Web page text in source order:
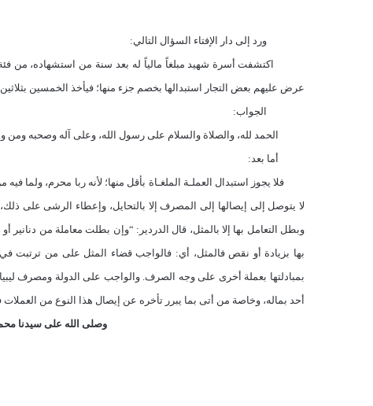
ورد إلى دار الإفتاء السؤال التالي:
اكتشفت أسرة شهيد مبلغاً مالياً له بعد سنة من استشهاده، من
عرض عليهم بعض التجار استبدالها بخصم جزء منها؛ فيأخذ الخمسين
الجواب:
الحمد لله، والصلاة والسلام على رسول الله، وعلى آله وصحبه ومن
أما بعد:
فلا يجوز استبدال العملـة الملغـاة بأقل منها؛ لأنه ربا محرم،
لا يتوصل إلى إيصالها إلى المصرف إلا بالتحايل، وإعطاء الرشى على
وبطل التعامل بها إلا بالمثل، قال الدردير: “وإن بطلت معاملة من
بمبادلتها بعملة أخرى على وجه الصرف. والواجب على الدولة ومصرف
أحد بماله، وخاصة من أتى بما يبرر تأخره عن إيصال هذا النوع من
وصلى الله على سيدنا